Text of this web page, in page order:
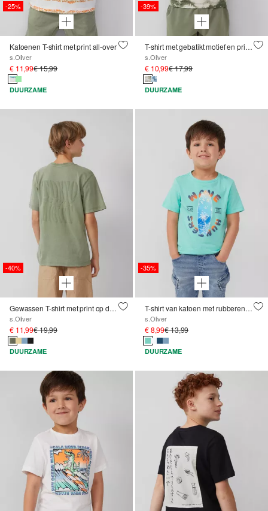
-25%
Katoenen T-shirt met print all-over
s.Oliver
€ 11,99€ 15,99
DUURZAME
-39%
T-shirt met gebatikt motief en printdetail
s.Oliver
€ 10,99€ 17,99
DUURZAME
-40%
Gewassen T-shirt met print op de achterkant
s.Oliver
€ 11,99€ 19,99
DUURZAME
-35%
T-shirt van katoen met rubberen print op de voorkant
s.Oliver
€ 8,99€ 13,99
DUURZAME